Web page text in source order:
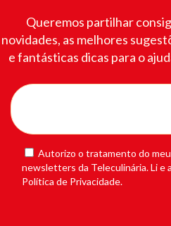
Queremos partilhar
novidades, as melhores
e fantásticas dicas para o
Autorizo o tratamento do
newsletters da Teleculinária. Li e
Política de Privacidade.